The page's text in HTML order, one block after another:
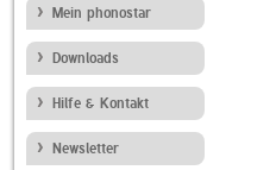
Mein phonostar
Downloads
Hilfe & Kontakt
Newsletter